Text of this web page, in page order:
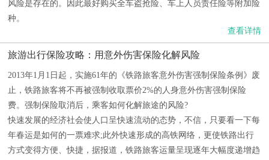
风险是存在的。因此最好购买全车盗抢险、车上人员责任险等附加险
种。
查看详情
旅游出行保险攻略：用意外伤害保险化解风险
2013年1月1日起，实施61年的《铁路旅客意外伤害强制保险条例》废
止，铁路旅客将不再被强制收取票价2%的人身意外伤害强制保险
费。强制保险取消后，乘客如何化解旅途的风险?
快速发展的经济社会使人口呈快速流动的态势，不信，只要看一下每
年春运是如何的一票难求;此外快速形成的高铁网络，更使铁路出行
方式变得方便、快捷，据报道，铁路旅客运量呈现逐年大幅度递增趋